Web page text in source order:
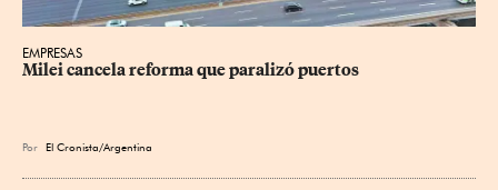
EMPRESAS
Milei cancela reforma que paralizó puertos
Por El Cronista/Argentina